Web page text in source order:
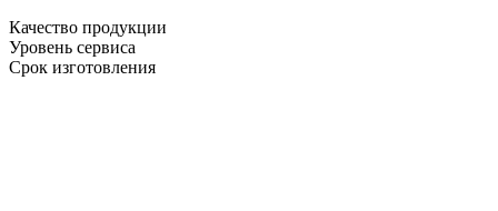
Качество продукции
Уровень сервиса
Срок изготовления